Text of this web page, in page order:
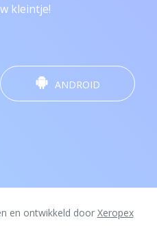
kleintje!
ANDROID
en ontwikkeld door Xeropex